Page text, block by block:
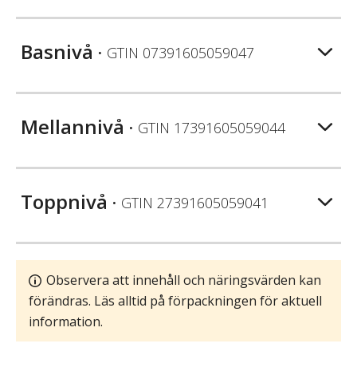
Basnivå • GTIN 07391605059047
Mellannivå • GTIN 17391605059044
Toppnivå • GTIN 27391605059041
Observera att innehåll och näringsvärden kan
förändras. Läs alltid på förpackningen för aktuell
information.